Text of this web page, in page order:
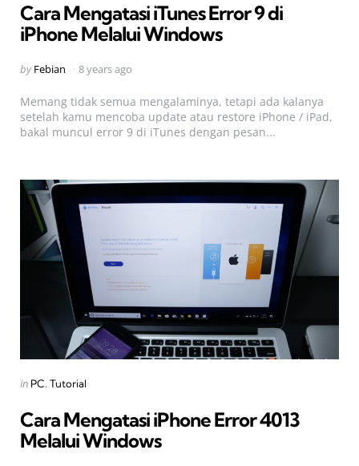
Cara Mengatasi iTunes Error 9 di
iPhone Melalui Windows
Posted
by Febian 8 years ago
Memang tidak semua mengalaminya, tetapi ada kalanya
setelah kamu mencoba update atau restore iPhone / iPad,
bakal muncul error 9 di iTunes dengan pesan...
Categories
Posted
in PC Tutorial
Cara Mengatasi iPhone Error 4013
Melalui Windows